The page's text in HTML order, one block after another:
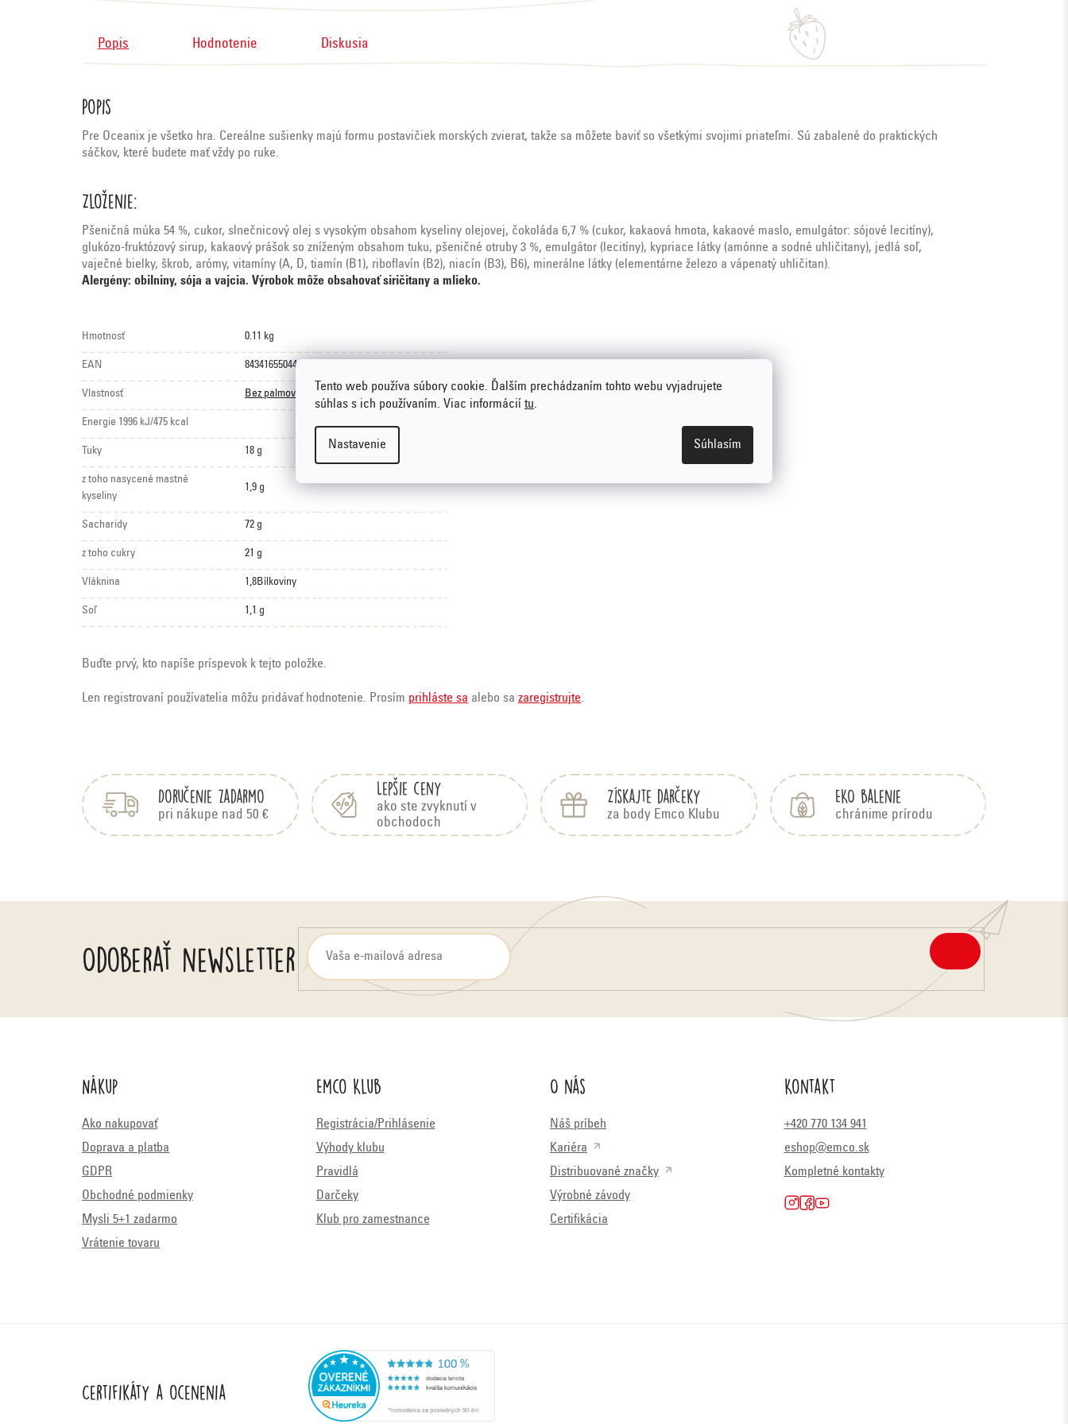
Tento web používa súbory cookie. Ďalším prechádzaním tohto webu vyjadrujete
súhlas s ich používaním. Viac informácií tu.
Nastavenie Súhlasím
Popis Hodnotenie Diskusia
Popis
Pre Oceanix je všetko hra. Cereálne sušienky majú formu postavičiek morských zvierat, takže sa môžete baviť so všetkými svojimi priateľmi. Sú zabalené do praktických
sáčkov, které budete mať vždy po ruke.
Zloženie:
Pšeničná múka 54 %, cukor, slnečnicový olej s vysokým obsahom kyseliny olejovej, čokoláda 6,7 % (cukor, kakaová hmota, kakaové maslo, emulgátor: sójové lecitíny),
glukózo-fruktózový sirup, kakaový prášok so zníženým obsahom tuku, pšeničné otruby 3 %, emulgátor (lecitíny), kypriace látky (amónne a sodné uhličitany), jedlá soľ,
vaječné bielky, škrob, arómy, vitamíny (A, D, tiamín (B1), riboflavín (B2), niacín (B3), B6), minerálne látky (elementárne železo a vápenatý uhličitan).
Alergény: obilniny, sója a vajcia. Výrobok môže obsahovať siričitany a mlieko.
Hmotnosť 0.11 kg
EAN 8434165504486
Vlastnosť Bez palmového tuku
Energie 1996 kJ/475 kcal
Tuky 18 g
z toho nasycené mastné
kyseliny
1,9 g
Sacharidy 72 g
z toho cukry 21 g
Vláknina 1,8Bílkoviny
Soľ 1,1 g
Buďte prvý, kto napíše príspevok k tejto položke.
Len registrovaní používatelia môžu pridávať hodnotenie. Prosím prihláste sa alebo sa zaregistrujte.
Doručenie zadarmo
pri nákupe nad 50 €
Lepšie ceny
ako ste zvyknutí v
obchodoch
Získajte darčeky
za body Emco Klubu
EKO balenie
chránime prírodu
Odoberať newsletter
PRIHLÁSIŤ
SA
Nákup
Ako nakupovať
Doprava a platba
GDPR
Obchodné podmienky
Mysli 5+1 zadarmo
Vrátenie tovaru
Emco Klub
Registrácia/Prihlásenie
Výhody klubu
Pravidlá
Darčeky
Klub pro zamestnance
O nás
Náš príbeh
Kariéra
Distribuované značky
Výrobné závody
Certifikácia
Kontakt
+420 770 134 941
eshop@emco.sk
Kompletné kontakty
Certifikáty a ocenenia